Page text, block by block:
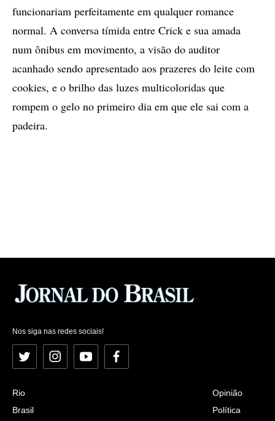
funcionariam perfeitamente em qualquer romance
normal. A conversa tímida entre Crick e sua amada
num ônibus em movimento, a visão do auditor
acanhado sendo apresentado aos prazeres do leite com
cookies, e o brilho das luzes multicoloridas que
rompem o gelo no primeiro dia em que ele sai com a
padeira.
Nos siga nas redes sociais!
Twitter InstagramYouTubeFacebook
Rio
Brasil
Opinião
Política